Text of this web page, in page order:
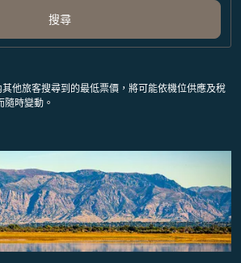
搜尋
他旅客搜尋到的最低票價，將可能依機位供應及稅
時變動。